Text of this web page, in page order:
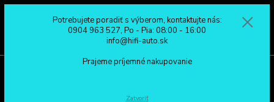
0904 963 527
Po - Pia: 08:00 - 16:00
Potrebujete poradiť s výberom, kontaktujte nás:
0904 963 527, Po - Pia: 08:00 - 16:00
info@hifi-auto.sk
Prajeme príjemné nakupovanie
Zatvoriť